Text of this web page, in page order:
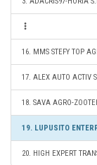
16. MMS STEFY TOP
17. ALEX AUTO ACTIV
18. SAVA AGRO-
19. LUPUSITO
20. HIGH EXPERT